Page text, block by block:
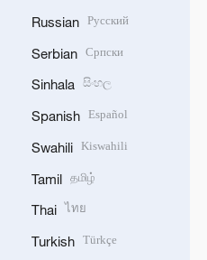
Russian Русский
Serbian Српски
Sinhala සිංහල
Spanish Español
Swahili Kiswahili
Tamil தமிழ்
Thai ไทย
Turkish Türkçe